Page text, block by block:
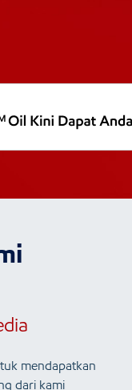
mendapatkan
dari kami